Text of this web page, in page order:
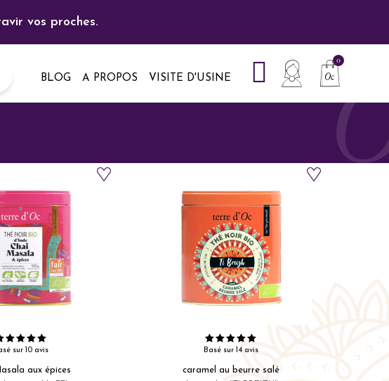
vos proches.
BLOG A PROPOS VISITE D'USINE
sur 10 avis
aux épices
Basé sur 14 avis
caramel au beurre salé